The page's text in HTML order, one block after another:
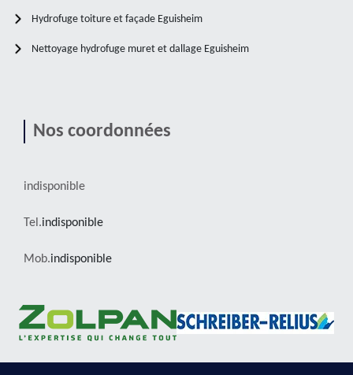
Hydrofuge toiture et façade Eguisheim
Nettoyage hydrofuge muret et dallage Eguisheim
Nos coordonnées
indisponible
Tel.indisponible
Mob.indisponible